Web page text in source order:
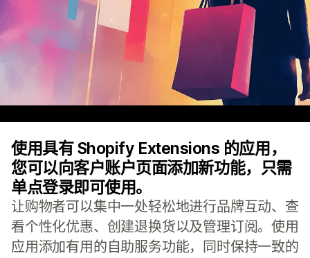
使用具有 Shopify Extensions 的应用，
您可以向客户账户页面添加新功能，只需
单点登录即可使用。
让购物者可以集中一处轻松地进行品牌互动、查
看个性化优惠、创建退换货以及管理订阅。使用
应用添加有用的自助服务功能，同时保持一致的